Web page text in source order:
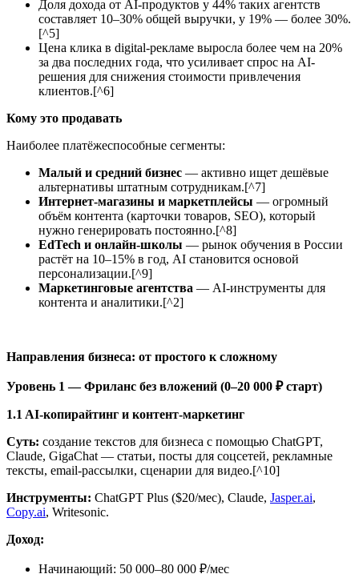
Доля дохода от AI-продуктов у 44% таких агентств
составляет 10–30% общей выручки, у 19% — более 30%.
[^5]
Цена клика в digital-рекламе выросла более чем на 20%
за два последних года, что усиливает спрос на AI-
решения для снижения стоимости привлечения
клиентов.[^6]
Кому это продавать
Наиболее платёжеспособные сегменты:
Малый и средний бизнес — активно ищет дешёвые
альтернативы штатным сотрудникам.[^7]
Интернет-магазины и маркетплейсы — огромный
объём контента (карточки товаров, SEO), который
нужно генерировать постоянно.[^8]
EdTech и онлайн-школы — рынок обучения в России
растёт на 10–15% в год, AI становится основой
персонализации.[^9]
Маркетинговые агентства — AI-инструменты для
контента и аналитики.[^2]
Направления бизнеса: от простого к сложному
Уровень 1 — Фриланс без вложений (0–20 000 ₽ старт)
1.1 AI-копирайтинг и контент-маркетинг
Суть: создание текстов для бизнеса с помощью ChatGPT,
Claude, GigaChat — статьи, посты для соцсетей, рекламные
тексты, email-рассылки, сценарии для видео.[^10]
Инструменты: ChatGPT Plus ($20/мес), Claude, Jasper.ai,
Copy.ai, Writesonic.
Доход:
Начинающий: 50 000–80 000 ₽/мес